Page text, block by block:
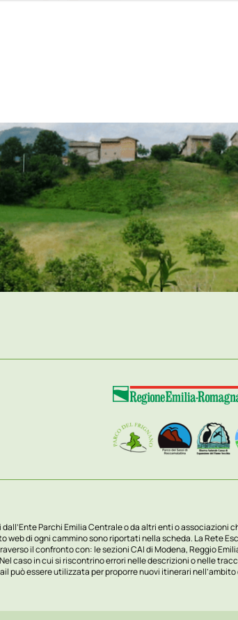
Parchi Emilia Centrale o da altri enti o associazioni
di ogni cammino sono riportati nella scheda. La Rete
il confronto con: le sezioni CAI di Modena, Reggio
caso in cui si riscontrino errori nelle descrizioni o nelle
può essere utilizzata per proporre nuovi itinerari